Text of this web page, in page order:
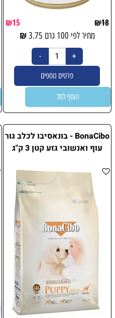
₪18
₪15
מחיר לפי 100 גרם 3.75
₪
פרטים נוספים
הוסף לסל
BonaCibo - בונאסיבו לכלב גור
עוף ואנשובי גזע קטן 3 ק"ג